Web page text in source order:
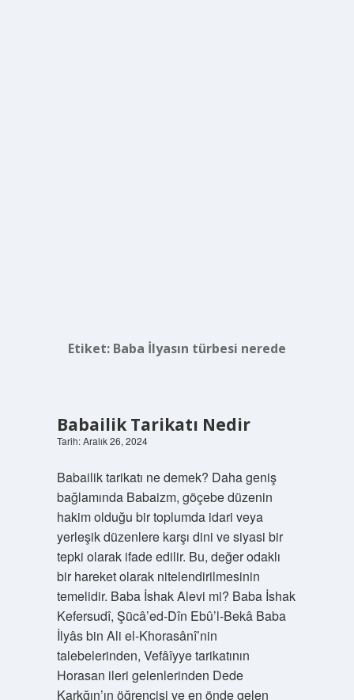
Etiket: Baba İlyasın türbesi nerede
Babailik Tarikatı Nedir
Tarih: Aralık 26, 2024
Babailik tarikatı ne demek? Daha geniş
bağlamında Babaizm, göçebe düzenin
hakim olduğu bir toplumda idari veya
yerleşik düzenlere karşı dini ve siyasi bir
tepki olarak ifade edilir. Bu, değer odaklı
bir hareket olarak nitelendirilmesinin
temelidir. Baba İshak Alevi mi? Baba İshak
Kefersudî, Şücâ’ed-Dîn Ebû’l-Bekâ Baba
İlyâs bin Ali el-Khorasânî’nin
talebelerinden, Vefâîyye tarikatının
Horasan ileri gelenlerinden Dede
Karkğın’ın öğrencisi ve en önde gelen